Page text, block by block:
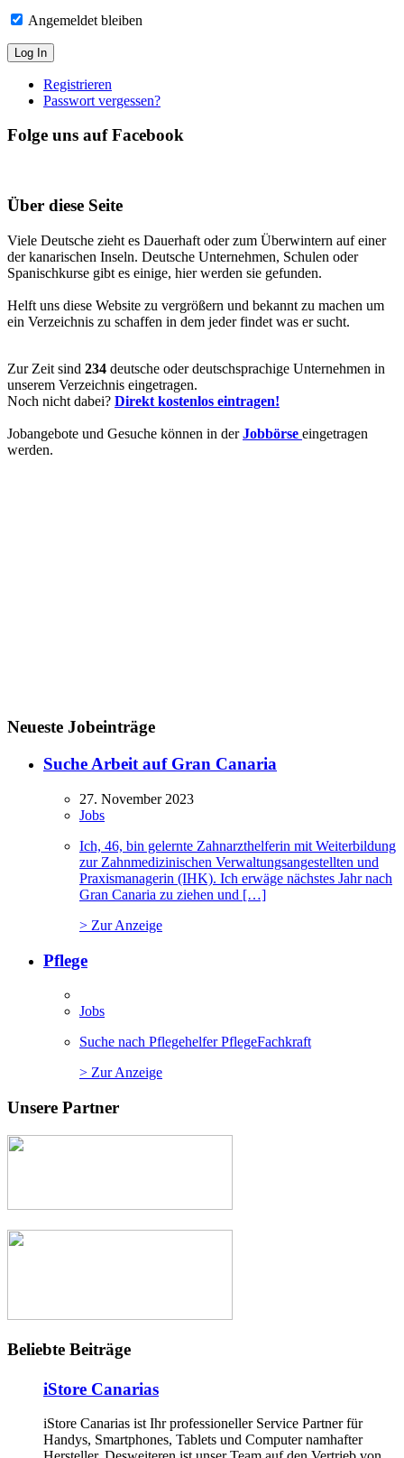
Angemeldet bleiben
Registrieren
Passwort vergessen?
Folge uns auf Facebook
Über diese Seite
Viele Deutsche zieht es Dauerhaft oder zum Überwintern auf einer
der kanarischen Inseln. Deutsche Unternehmen, Schulen oder
Spanischkurse gibt es einige, hier werden sie gefunden.
Helft uns diese Website zu vergrößern und bekannt zu machen um
ein Verzeichnis zu schaffen in dem jeder findet was er sucht.
Zur Zeit sind 234 deutsche oder deutschsprachige Unternehmen in
unserem Verzeichnis eingetragen.
Noch nicht dabei? Direkt kostenlos eintragen!
Jobangebote und Gesuche können in derJobbörse eingetragen
werden.
Neueste Jobeinträge
Suche Arbeit auf Gran Canaria
27. November 2023
Jobs
Ich, 46, bin gelernte Zahnarzthelferin mit Weiterbildung
zur Zahnmedizinischen Verwaltungsangestellten und
Praxismanagerin (IHK). Ich erwäge nächstes Jahr nach
Gran Canaria zu ziehen und […]
> Zur Anzeige
Pflege
Jobs
Suche nach Pflegehelfer PflegeFachkraft
> Zur Anzeige
Unsere Partner
Beliebte Beiträge
iStore Canarias
iStore Canarias ist Ihr professioneller Service Partner für
Handys, Smartphones, Tablets und Computer namhafter